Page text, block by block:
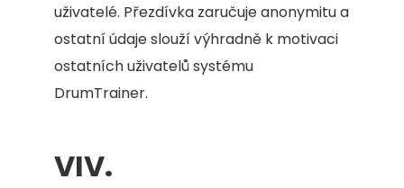
uživatelé. Přezdívka zaručuje anonymitu a
ostatní údaje slouží výhradně k motivaci
ostatních uživatelů systému
DrumTrainer.
VIV.